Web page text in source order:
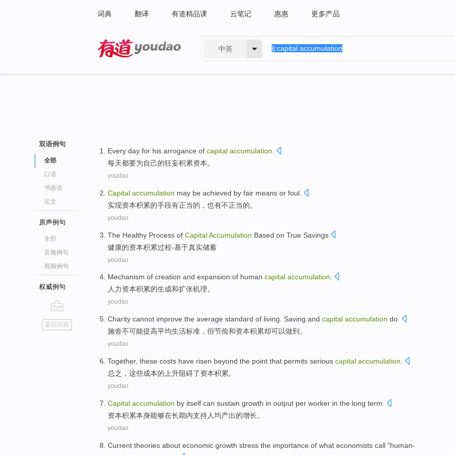
词典 翻译 有道精品课 云笔记 惠惠 更多产品
中英
双语例句
全部
口语
书面语
论文
原声例句
全部
音频例句
视频例句
权威例句
go
top
返回词典
Every day for his arrogance of capital accumulation
每天都要为自己的狂妄积累资本。
youdao
Capital accumulation may be achieved by fair means or foul
实现资本积累的手段有正当的， 也有不正当的。
youdao
The Healthy Process of CapitalAccumulation Based on True Savings
健康的资本积累过程-基于真实储蓄
youdao
Mechanism of creation and expansion of human capital accumulation.
人力资本积累的生成和扩张机理。
youdao
Charity cannot improve the average standard of living Saving and capital accumulation do
施舍不可能提高平均生活标准 ， 但节俭和资本积累却可以做到 。
youdao
Together, these costs have risen beyond the point that permits serious capital accumulation
总之 ， 这些成本的 上升阻碍了资本积累。
youdao
Capital accumulation by itself can sustain growth in output per worker in the long term
资本积累本身能够在长期内支持人均产出的增长。
youdao
Current theories about economic growth stress the importance of what economists call "human-